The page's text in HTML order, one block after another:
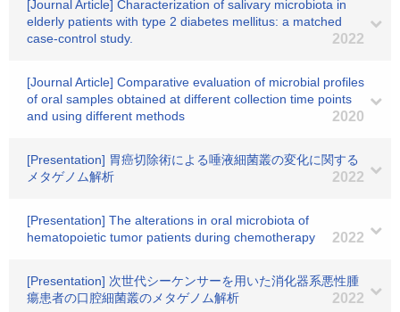
[Journal Article] Characterization of salivary microbiota in
elderly patients with type 2 diabetes mellitus: a matched
case-control study.
2022
[Journal Article] Comparative evaluation of microbial profiles
of oral samples obtained at different collection time points
and using different methods
2020
[Presentation] 胃癌切除術による唾液細菌叢の変化に関する
メタゲノム解析
2022
[Presentation] The alterations in oral microbiota of
hematopoietic tumor patients during chemotherapy
2022
[Presentation] 次世代シーケンサーを用いた消化器系悪性腫
瘍患者の口腔細菌叢のメタゲノム解析
2022